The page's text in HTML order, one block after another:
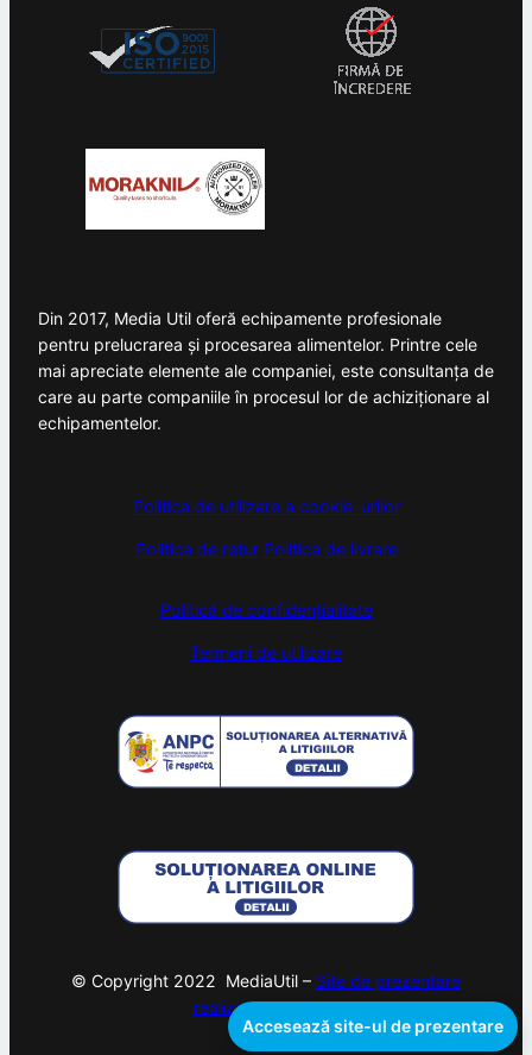
Accesează site-ul de prezentare
Din 2017, Media Util oferă echipamente profesionale
pentru prelucrarea și procesarea alimentelor. Printre cele
mai apreciate elemente ale companiei, este consultanța de
care au parte companiile în procesul lor de achiziționare al
echipamentelor.
Politica de utilizare a cookie-urilor
Politica de retur Politica de livrare
Politică de confidențialitate
Termeni de utilizare
© Copyright 2022 MediaUtil – Site de prezentare
realizat dewebam